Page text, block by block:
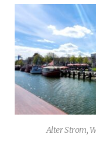
Alter Strom,